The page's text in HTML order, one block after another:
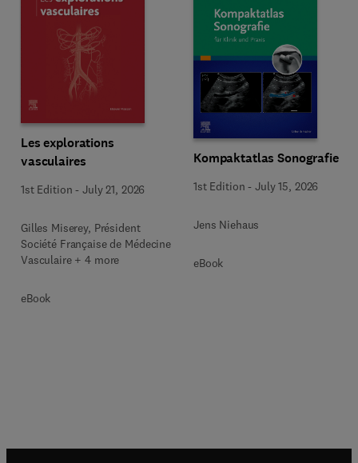
Les explorations
vasculaires
1st Edition -July 21, 2026
Gilles Miserey, Président
Société Française de Médecine
Vasculaire + 4 more
eBook
Kompaktatlas Sonografie
1st Edition -July 15, 2026
Jens Niehaus
eBook